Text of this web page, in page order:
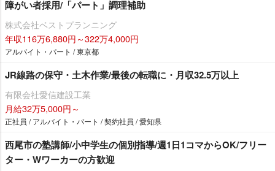
障がい者採用/「パート」調理補助
株式会社ベストプランニング
年収116万6,880円～322万4,000円
アルバイト・パート / 東京都
JR線路の保守・土木作業/最後の転職に・月収32.5万以上
有限会社愛信建設工業
月給32万5,000円～
正社員 / アルバイト・パート / 契約社員 / 愛知県
西尾市の塾講師/小中学生の個別指導/週1日1コマからOK/フリー
ター・Wワーカーの方歓迎